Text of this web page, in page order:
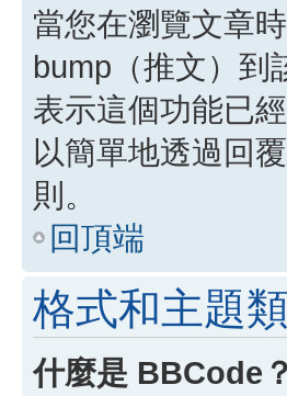
當您在瀏覽文章
bump（推文）到
表示這個功能已
以簡單地透過回
則。
回頂端
格式和主題
什麼是 BBCode？